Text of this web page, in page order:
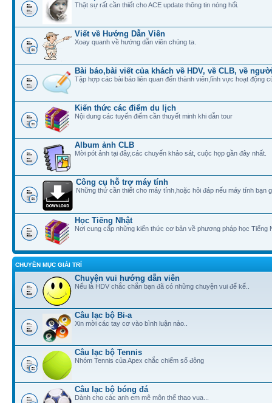
Thật sự rất cần thiết cho ACE update thông tin nóng hổi.
Viết về Hướng Dẫn Viên
Xoay quanh về hướng dẫn viên chúng ta.
Bài báo,bài viết của khách về HDV, về CLB, về
Tập hợp các bài báo liên quan đến thành viên,lĩnh vực hoạt động
Kiến thức các điểm du lịch
Nội dung các tuyến điểm cần thuyết minh khi dẫn tour
Album ảnh CLB
Mời pót ảnh tại đây,các chuyến khảo sát, cuộc họp gần đây nhất.
Công cụ hỗ trợ máy tính
Những thứ cần thiết cho máy tính,hoặc hỏi đáp nếu máy tính bạn
Học Tiếng Nhật
Nơi cung cấp những kiến thức cơ bản về phương pháp học Tiếng
CHUYÊN MỤC GIẢI TRÍ
Chuyện vui hướng dẫn viên
Nếu là HDV chắc chắn bạn đã có những chuyện vui để kể..
Câu lạc bộ Bi-a
Xin mời các tay cơ vào bình luận nào..
Câu lạc bộ Tennis
Nhóm Tennis của Apex chắc chiếm số đông
Câu lạc bộ bóng đá
Dành cho các anh em mê môn thể thao vua...